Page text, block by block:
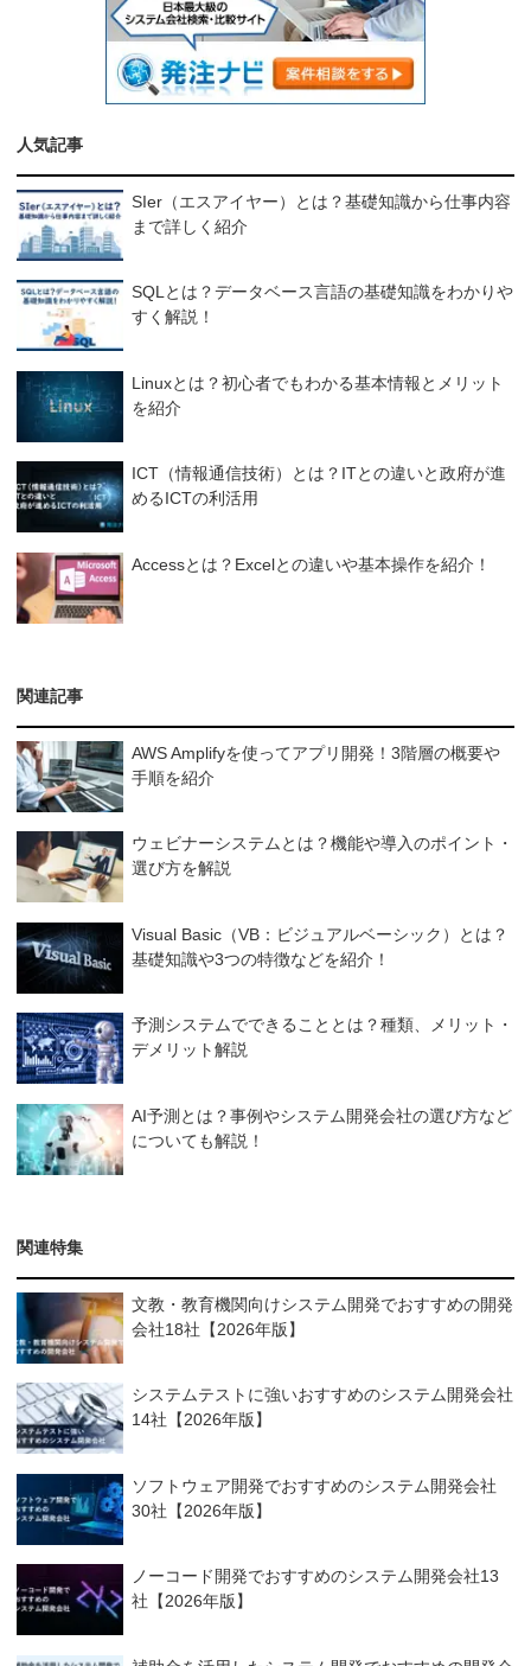
人気記事
SIer（エスアイヤー）とは？基礎知識から仕事内容
まで詳しく紹介
SQLとは？データベース言語の基礎知識をわかりや
すく解説！
Linuxとは？初心者でもわかる基本情報とメリット
を紹介
ICT（情報通信技術）とは？ITとの違いと政府が進
めるICTの利活用
Accessとは？Excelとの違いや基本操作を紹介！
関連記事
AWS Amplifyを使ってアプリ開発！3階層の概要や
手順を紹介
ウェビナーシステムとは？機能や導入のポイント・
選び方を解説
Visual Basic（VB：ビジュアルベーシック）とは？
基礎知識や3つの特徴などを紹介！
予測システムでできることとは？種類、メリット・
デメリット解説
AI予測とは？事例やシステム開発会社の選び方など
についても解説！
関連特集
文教・教育機関向けシステム開発でおすすめの開発
会社18社【2026年版】
システムテストに強いおすすめのシステム開発会社
14社【2026年版】
ソフトウェア開発でおすすめのシステム開発会社
30社【2026年版】
ノーコード開発でおすすめのシステム開発会社13
社【2026年版】